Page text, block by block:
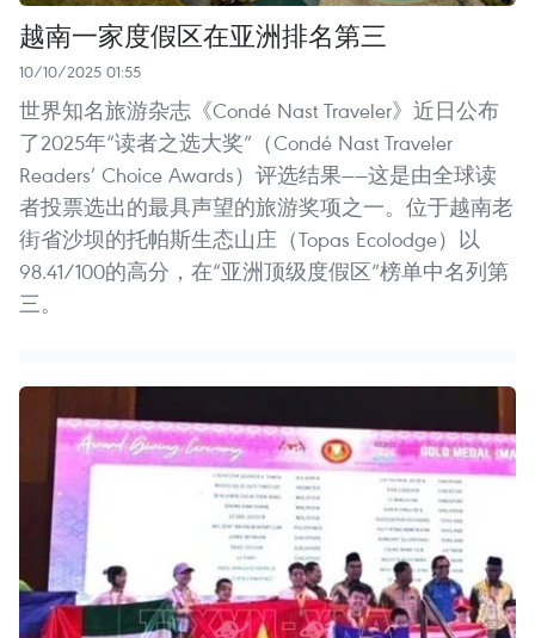
越南一家度假区在亚洲排名第三
10/10/2025 01:55
世界知名旅游杂志《Condé Nast Traveler》近日公布
了2025年“读者之选大奖”（Condé Nast Traveler
Readers’ Choice Awards）评选结果——这是由全球读
者投票选出的最具声望的旅游奖项之一。位于越南老
街省沙坝的托帕斯生态山庄（Topas Ecolodge）以
98.41/100的高分，在“亚洲顶级度假区”榜单中名列第
三。